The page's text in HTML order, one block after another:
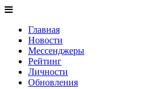
Главная
Новости
Мессенджеры
Рейтинг
Личности
Обновления